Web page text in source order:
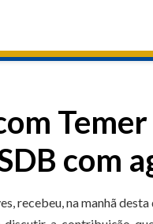
com
recebeu, na manhã